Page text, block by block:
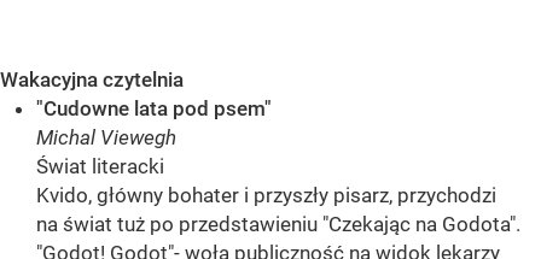
Wakacyjna czytelnia
"Cudowne lata pod psem"
Michal Viewegh
Świat literacki
Kvido, główny bohater i przyszły pisarz, przychodzi
na świat tuż po przedstawieniu "Czekając na Godota".
"Godot! Godot"- woła publiczność na widok lekarzy